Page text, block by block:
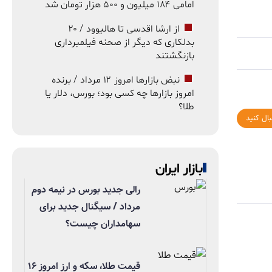
کنید
امامی ۱۸۴ میلیون و ۵۰۰ هزار تومان شد
از ارشا اقدسی تا هالیوود / ۲۰
بدلکاری که دیگر از صحنه فیلمبرداری
بازنگشتند
نبض بازارها امروز ۱۲ مرداد / برنده
امروز بازارها چه کسی بود؛ بورس، دلار یا
طلا؟
بازار ایران
رالی جدید بورس در نیمه دوم
مرداد / سیگنال جدید برای
سهامداران چیست؟
قیمت طلا، سکه و ارز امروز ۱۶